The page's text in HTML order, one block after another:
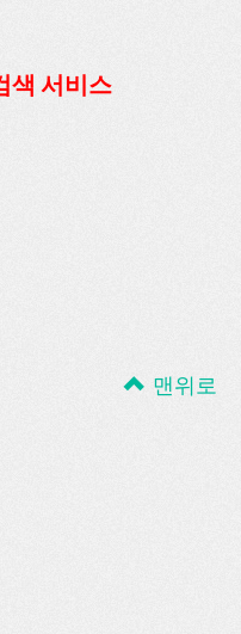
색 서비스
맨위로